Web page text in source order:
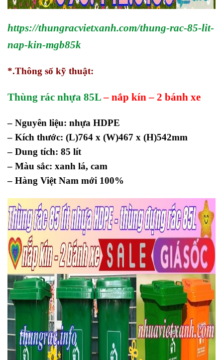
https://thungracvietxanh.com/thung-rac-85-lit-
nap-kin-mgb85k
*.Thông số kỹ thuật:
Thùng rác nhựa 85L– nắp kín – 2 bánh xe
– Nguyên liệu: nhựa HDPE
– Kích thước: (L)764 x (W)467 x (H)542mm
– Dung tích: 85 lít
– Màu sắc: xanh lá, cam
– Hàng Việt Nam mới 100%